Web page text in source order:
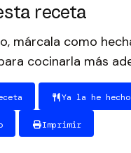
receta
márcala como
cocinarla más
Ya la he hecho
Imprimir